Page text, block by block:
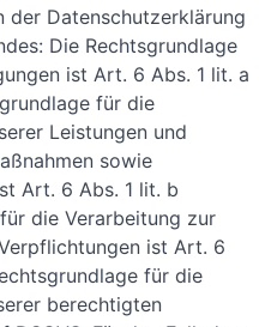
der Datenschutzerklärung
Die Rechtsgrundlage
ist Art. 6 Abs. 1 lit. a
für die
Leistungen und
sowie
Art. 6 Abs. 1 lit. b
die Verarbeitung zur
ist Art. 6
für die
berechtigten